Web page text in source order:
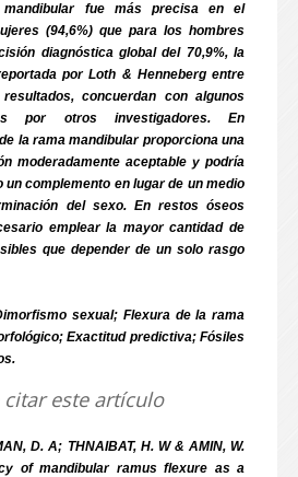
fue más precisa en el
(94,6%) que para los hombres
diagnóstica global del 70,9%, la
por Loth & Henneberg entre
concuerdan con algunos
por otros investigadores. En
la rama mandibular proporciona una
moderadamente aceptable y podría
complemento en lugar de un medio
del sexo. En restos óseos
emplear la mayor cantidad de
que depender de un solo rasgo
sexual; Flexura de la rama
Exactitud predictiva; Fósiles
citar este artículo
D. A; THNAIBAT, H. W & AMIN, W.
of mandibular ramus flexure as a